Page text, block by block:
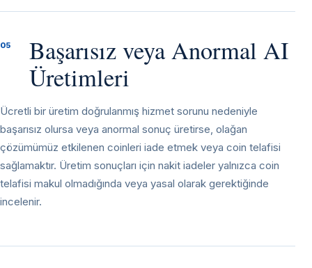
05
Başarısız veya Anormal AI
Üretimleri
Ücretli bir üretim doğrulanmış hizmet sorunu nedeniyle
başarısız olursa veya anormal sonuç üretirse, olağan
çözümümüz etkilenen coinleri iade etmek veya coin telafisi
sağlamaktır. Üretim sonuçları için nakit iadeler yalnızca coin
telafisi makul olmadığında veya yasal olarak gerektiğinde
incelenir.